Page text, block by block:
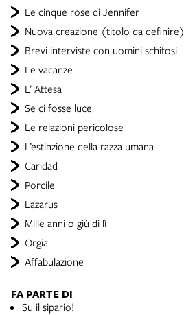
Le cinque rose di Jennifer
Nuova creazione (titolo da definire)
Brevi interviste con uomini schifosi
Le vacanze
L’ Attesa
Se ci fosse luce
Le relazioni pericolose
L’estinzione della razza umana
Caridad
Porcile
Lazarus
Mille anni o giù di lì
Orgia
Affabulazione
FA PARTE DI
Su il sipario!